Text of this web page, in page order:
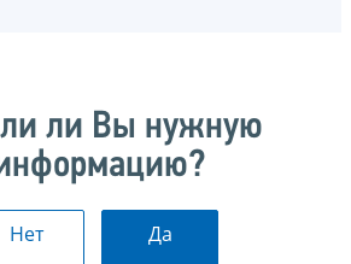
ли Вы нужную
Нет Да